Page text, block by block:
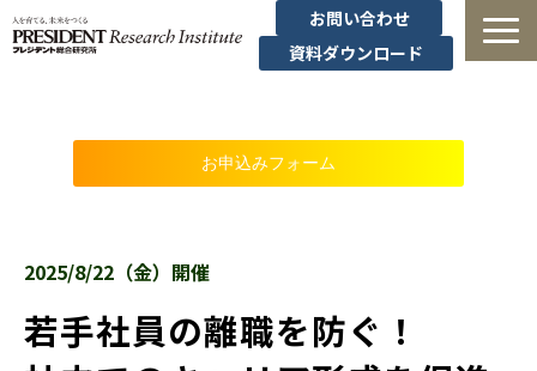
お問い合わせ
資料ダウンロード
導入事例・コラム
お申込みフォーム
2025/8/22（金）開催
若手社員の離職を防ぐ！